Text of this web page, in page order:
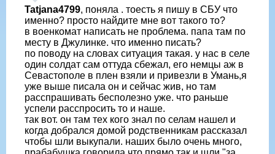
Tatjana4799, поняла . тоесть я пишу в СБУ что
именно? просто найдите мне вот такого то?
в военкомат написать не проблема. папа там по
месту в Джулинке. что именно писать?
по поводу на словах ситуация такая. у нас в селе
один солдат сам оттуда сбежал, его немцы аж в
Севастополе в плен взяли и привезли в Умань,я
уже выше писала он и сейчас жив, но там
расспрашивать бесполезно уже. что раньше
успели расспросить то и наше.
так вот. он там тех кого знал по селам нашел и
когда добрался домой родственникам рассказал
чтобы шли выкупали. наших было очень много,